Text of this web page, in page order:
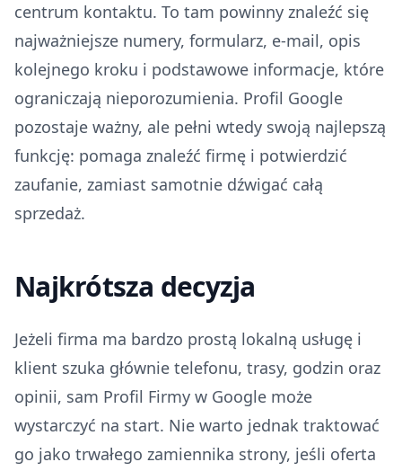
centrum kontaktu. To tam powinny znaleźć się
najważniejsze numery, formularz, e-mail, opis
kolejnego kroku i podstawowe informacje, które
ograniczają nieporozumienia. Profil Google
pozostaje ważny, ale pełni wtedy swoją najlepszą
funkcję: pomaga znaleźć firmę i potwierdzić
zaufanie, zamiast samotnie dźwigać całą
sprzedaż.
Najkrótsza decyzja
Jeżeli firma ma bardzo prostą lokalną usługę i
klient szuka głównie telefonu, trasy, godzin oraz
opinii, sam Profil Firmy w Google może
wystarczyć na start. Nie warto jednak traktować
go jako trwałego zamiennika strony, jeśli oferta